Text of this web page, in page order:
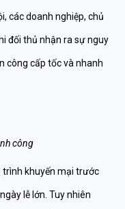
các doanh nghiệp, chủ
đối thủ nhận ra sự nguy
công cấp tốc và nhanh
công
trình khuyến mại trước
lễ lớn. Tuy nhiên